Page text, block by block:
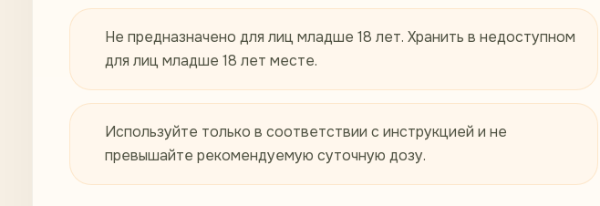
Не предназначено для лиц младше 18 лет. Хранить в недоступном
для лиц младше 18 лет месте.
Используйте только в соответствии с инструкцией и не
превышайте рекомендуемую суточную дозу.